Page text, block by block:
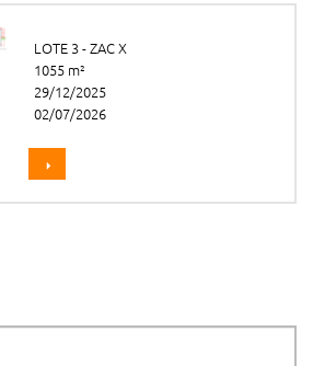
LOTE 3 - ZAC X
1055 m²
29/12/2025
02/07/2026